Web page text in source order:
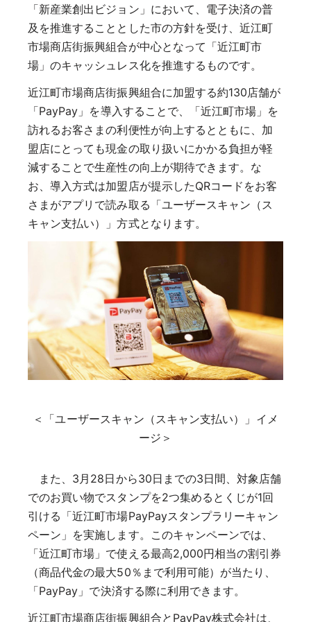
「新産業創出ビジョン」において、電子決済の普
及を推進することとした市の方針を受け、近江町
市場商店街振興組合が中心となって「近江町市
場」のキャッシュレス化を推進するものです。
近江町市場商店街振興組合に加盟する約130店舗が
「PayPay」を導入することで、「近江町市場」を
訪れるお客さまの利便性が向上するとともに、加
盟店にとっても現金の取り扱いにかかる負担が軽
減することで生産性の向上が期待できます。な
お、導入方式は加盟店が提示したQRコードをお客
さまがアプリで読み取る「ユーザースキャン（ス
キャン支払い）」方式となります。
＜「ユーザースキャン（スキャン支払い）」イメ
ージ＞
また、3月28日から30日までの3日間、対象店舗
でのお買い物でスタンプを2つ集めるとくじが1回
引ける「近江町市場PayPayスタンプラリーキャン
ペーン」を実施します。このキャンペーンでは、
「近江町市場」で使える最高2,000円相当の割引券
（商品代金の最大50％まで利用可能）が当たり、
「PayPay」で決済する際に利用できます。
近江町市場商店街振興組合とPayPay株式会社は、